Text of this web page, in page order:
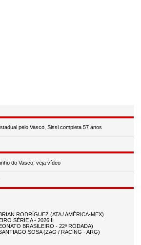
pelo Vasco, Sissi completa 57 anos
do Vasco; veja vídeo